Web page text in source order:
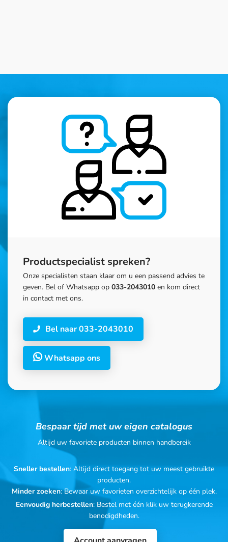
Productspecialist spreken?
Onze specialisten staan klaar om u een passend advies te
geven. Bel of Whatsapp op 033-2043010 en kom direct
in contact met ons.
Bel naar 033-2043010
Whatsapp ons
Bespaar tijd met uw eigen catalogus
Altijd uw favoriete producten binnen handbereik
Sneller bestellen: Altijd direct toegang tot uw meest gebruikte
producten.
Minder zoeken: Bewaar uw favorieten overzichtelijk op één plek.
Eenvoudig herbestellen: Bestel met één klik uw terugkerende
benodigdheden.